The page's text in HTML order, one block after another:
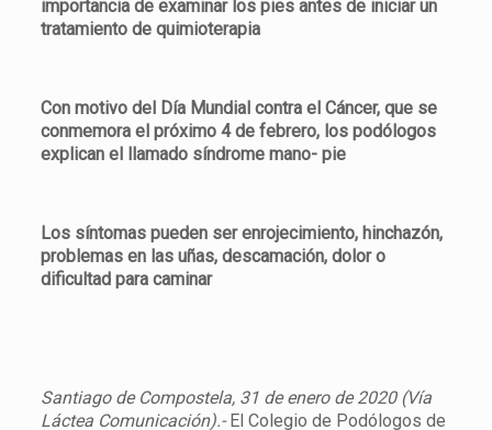
importancia de examinar los pies antes de iniciar un
tratamiento de quimioterapia
Con motivo del Día Mundial contra el Cáncer, que se
conmemora el próximo 4 de febrero, los podólogos
explican el llamado síndrome mano- pie
Los síntomas pueden ser enrojecimiento, hinchazón,
problemas en las uñas, descamación, dolor o
dificultad para caminar
Santiago de Compostela, 31 de enero de 2020 (Vía
Láctea Comunicación).-El Colegio de Podólogos de